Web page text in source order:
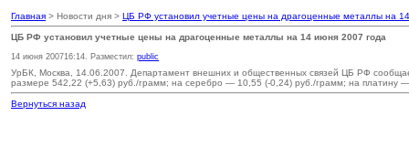
Главная > Новости дня > ЦБ РФ установил учетные цены на драгоценные металлы на
ЦБ РФ установил учетные цены на драгоценные металлы на 14 июня 2007 года
14 июня 200716:14. Разместил: public
УрБК, Москва, 14.06.2007. Департамент внешних и общественных связей ЦБ РФ
размере 542,22 (+5,63) руб./грамм; на серебро — 10,55 (-0,24) руб./грамм; на
Вернуться назад